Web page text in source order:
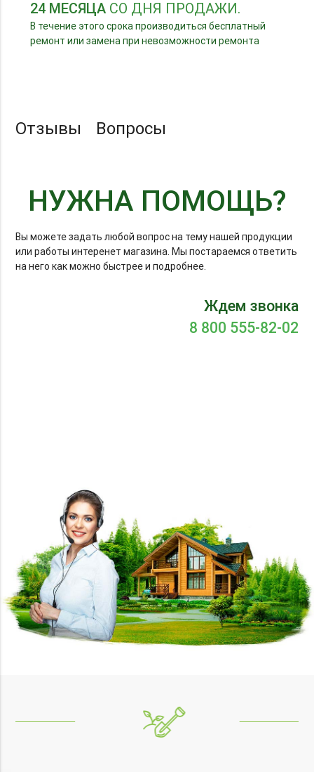
24 МЕСЯЦАСО ДНЯ ПРОДАЖИ.
В течение этого срока производиться бесплатный
ремонт или замена при невозможности ремонта
Отзывы Вопросы
НУЖНА ПОМОЩЬ?
Вы можете задать любой вопрос на тему нашей продукции
или работы интеренет магазина. Мы постараемся ответить
на него как можно быстрее и подробнее.
Ждем звонка
8 800 555-82-02